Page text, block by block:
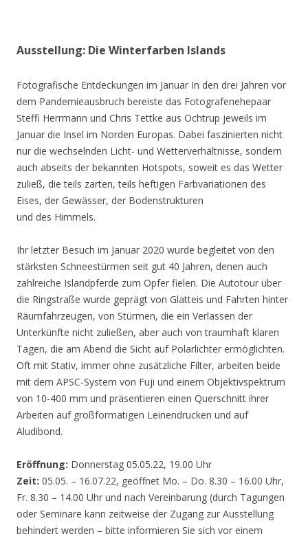
Ausstellung: Die Winterfarben Islands
Fotografische Entdeckungen im Januar In den drei Jahren vor
dem Pandemieausbruch bereiste das Fotografenehepaar
Steffi Herrmann und Chris Tettke aus Ochtrup jeweils im
Januar die Insel im Norden Europas. Dabei faszinierten nicht
nur die wechselnden Licht- und Wetterverhältnisse, sondern
auch abseits der bekannten Hotspots, soweit es das Wetter
zuließ, die teils zarten, teils heftigen Farbvariationen des
Eises, der Gewässer, der Bodenstrukturen
und des Himmels.
Ihr letzter Besuch im Januar 2020 wurde begleitet von den
stärksten Schneestürmen seit gut 40 Jahren, denen auch
zahlreiche Islandpferde zum Opfer fielen. Die Autotour über
die Ringstraße wurde geprägt von Glatteis und Fahrten hinter
Räumfahrzeugen, von Stürmen, die ein Verlassen der
Unterkünfte nicht zuließen, aber auch von traumhaft klaren
Tagen, die am Abend die Sicht auf Polarlichter ermöglichten.
Oft mit Stativ, immer ohne zusätzliche Filter, arbeiten beide
mit dem APSC-System von Fuji und einem Objektivspektrum
von 10-400 mm und präsentieren einen Querschnitt ihrer
Arbeiten auf großformatigen Leinendrucken und auf
Aludibond.
Eröffnung: Donnerstag 05.05.22, 19.00 Uhr
Zeit: 05.05. – 16.07.22, geöffnet Mo. – Do. 8.30 – 16.00 Uhr,
Fr. 8.30 – 14.00 Uhr und nach Vereinbarung (durch Tagungen
oder Seminare kann zeitweise der Zugang zur Ausstellung
behindert werden – bitte informieren Sie sich vor einem